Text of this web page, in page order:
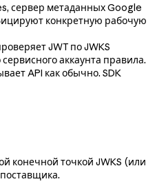
сервер метаданных Google
конкретную рабочую
JWT по JWKS
аккаунта правила.
API как обычно. SDK
конечной точкой JWKS (или